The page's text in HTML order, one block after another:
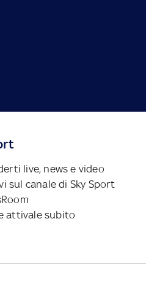
live, news e video
sul canale di Sky Sport
attivale subito